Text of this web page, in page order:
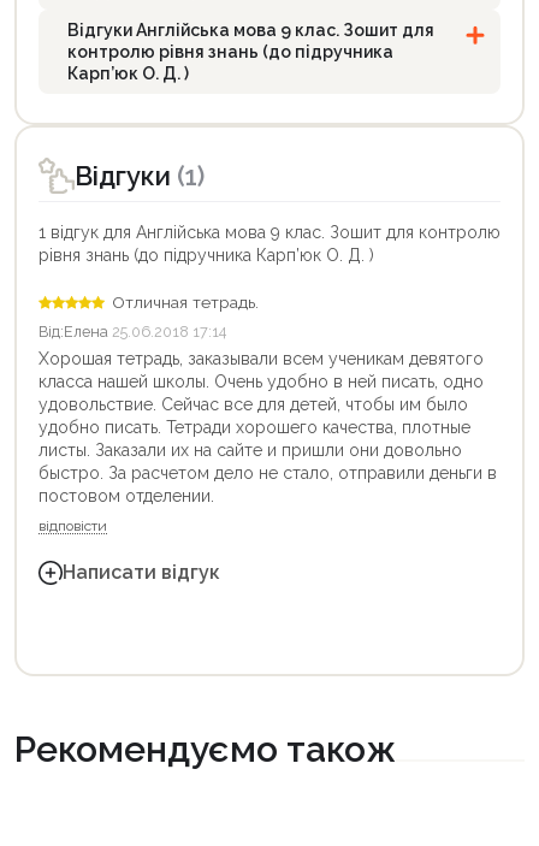
Відгуки Англійська мова 9 клас. Зошит для
контролю рівня знань (до підручника
Карп’юк О. Д. )
Відгуки (1)
1 відгук для Англійська мова 9 клас. Зошит для контролю
рівня знань (до підручника Карп’юк О. Д. )
Отличная тетрадь.
Від:Елена 25.06.2018 17:14
Хорошая тетрадь, заказывали всем ученикам девятого
класса нашей школы. Очень удобно в ней писать, одно
удовольствие. Сейчас все для детей, чтобы им было
удобно писать. Тетради хорошего качества, плотные
листы. Заказали их на сайте и пришли они довольно
быстро. За расчетом дело не стало, отправили деньги в
постовом отделении.
відповісти
Написати відгук
Рекомендуємо також